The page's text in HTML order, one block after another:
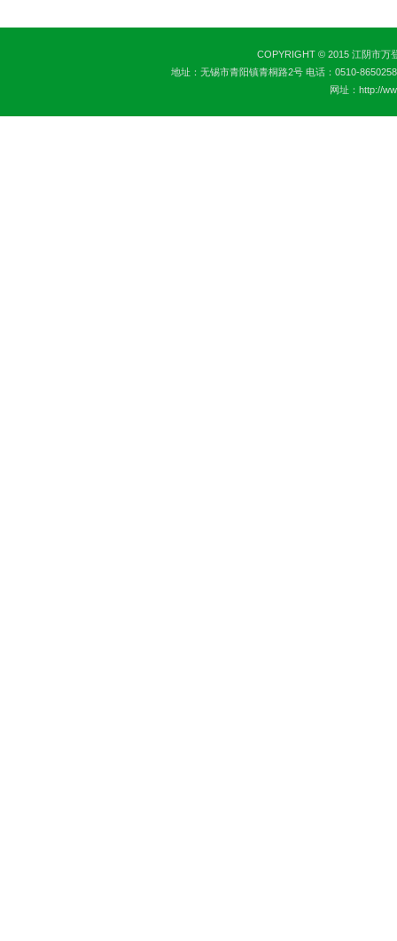
COPYRIGHT © 2015 江阴市万
地址：无锡市青阳镇青桐路2号 电话：0510-
网址：http://